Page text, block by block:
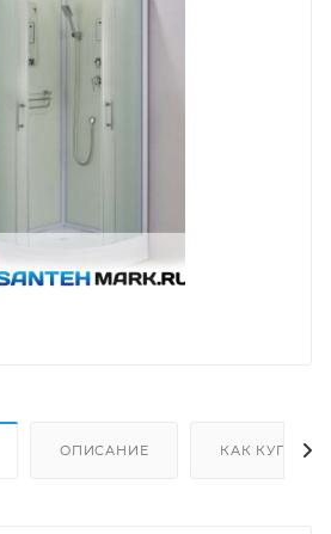
ОПИСАНИЕ КАК КУПИТЬ